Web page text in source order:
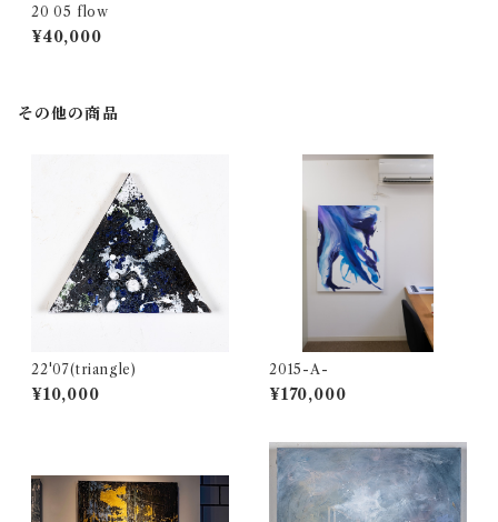
20 05 flow
¥40,000
その他の商品
22'07(triangle)
¥10,000
2015-A-
¥170,000